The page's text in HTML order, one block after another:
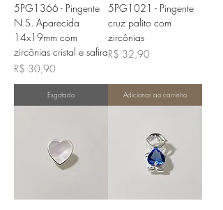
5PG1366 - Pingente
N.S. Aparecida
14x19mm com
zircônias cristal e safira
Preço
R$ 30,90
Esgotado
5PG1021 - Pingente
cruz palito com
zircônias
Preço
R$ 32,90
Adicionar ao carrinho